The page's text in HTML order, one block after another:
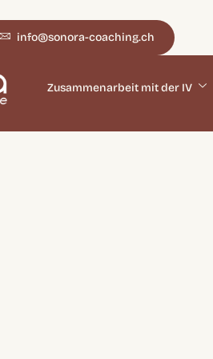
info@sonora-coaching.ch
Zusammenarbeit mit der IV